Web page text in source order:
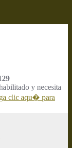
y necesita
clic aqu� para